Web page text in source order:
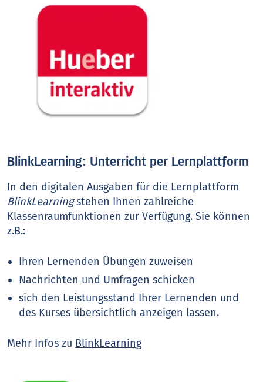
BlinkLearning: Unterricht per Lernplattform
In den digitalen Ausgaben für die Lernplattform
BlinkLearningstehen Ihnen zahlreiche
Klassenraumfunktionen zur Verfügung. Sie können
z.B.:
Ihren Lernenden Übungen zuweisen
Nachrichten und Umfragen schicken
sich den Leistungsstand Ihrer Lernenden und
des Kurses übersichtlich anzeigen lassen.
Mehr Infos zu BlinkLearning